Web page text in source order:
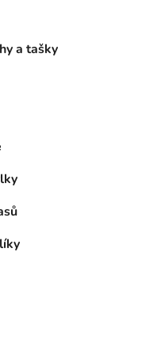
a tašky